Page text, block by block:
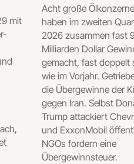
mit
Acht große Ölkonzerne
haben im zweiten
2026 zusammen fast
Milliarden Dollar
gemacht, fast doppelt
wie im Vorjahr.
die Übergewinne der
gegen Iran. Selbst
Trump attackiert
und ExxonMobil
NGOs fordern eine
Übergewinnsteuer.